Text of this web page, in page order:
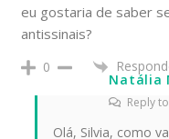
eu gostaria de saber
antissinais?
0
Natália
Reply to
Olá, Silvia, como